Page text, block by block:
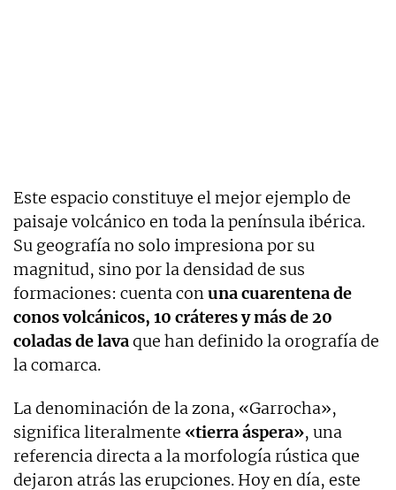
Este espacio constituye el mejor ejemplo de
paisaje volcánico en toda la península ibérica.
Su geografía no solo impresiona por su
magnitud, sino por la densidad de sus
formaciones: cuenta conuna cuarentena de
conos volcánicos, 10 cráteres y más de 20
coladas de lavaque han definido la orografía de
la comarca.
La denominación de la zona, «Garrocha»,
significa literalmente «tierra áspera», una
referencia directa a la morfología rústica que
dejaron atrás las erupciones. Hoy en día, este